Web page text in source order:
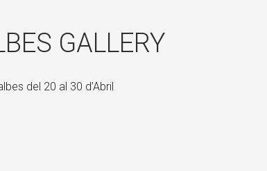
GALLERY
del 20 al 30 d’Abril